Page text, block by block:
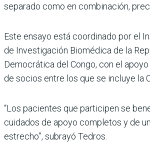
separado como en combinación,
Este ensayo está coordinado por el
de Investigación Biomédica de la
Democrática del Congo, con el
de socios entre los que se incluye la
“Los pacientes que participen se
cuidados de apoyo completos y de
estrecho”, subrayó Tedros.